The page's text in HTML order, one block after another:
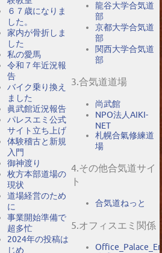
６７歳になりま
した。
家内が骨折しま
した
私の愛馬
令和７年近況報
告
バイク乗り換え
ました
眞武館近況報告
パレスエミ公式
サイト立ち上げ
体験稽古と新規
入門
御神渡り
枚方本部道場の
現状
道場経営のため
に
事業開始準備で
超多忙
2024年の投稿は
じめ
龍谷大学合気道
部
京都大学合気道
部
関西大学合気道
部
3.合気道道場
尚武館
NPO法人AIKI-
NET
札幌合氣修練道
場
4.その他合気道サイ
ト
合気道ねっと
5.オフィスエミ関係